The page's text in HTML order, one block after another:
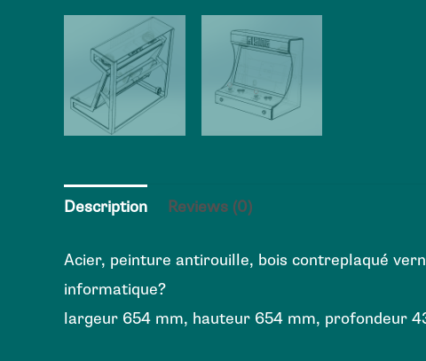
Description Reviews (0)
Acier, peinture antirouille, bois contreplaqué
informatique?
largeur 654 mm, hauteur 654 mm, profondeur